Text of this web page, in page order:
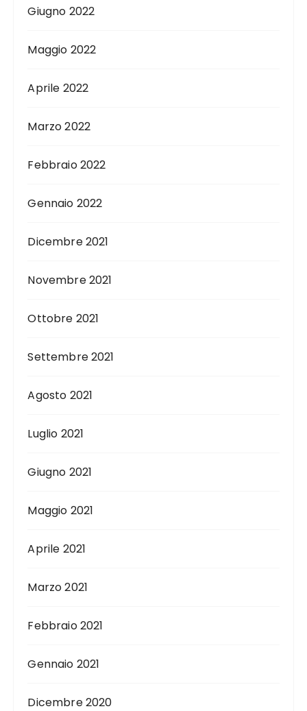
Giugno 2022
Maggio 2022
Aprile 2022
Marzo 2022
Febbraio 2022
Gennaio 2022
Dicembre 2021
Novembre 2021
Ottobre 2021
Settembre 2021
Agosto 2021
Luglio 2021
Giugno 2021
Maggio 2021
Aprile 2021
Marzo 2021
Febbraio 2021
Gennaio 2021
Dicembre 2020